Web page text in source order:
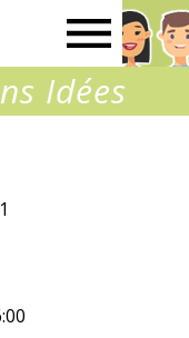
Idées